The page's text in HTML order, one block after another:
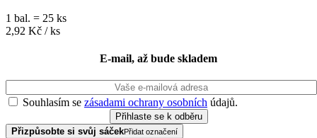
1 bal. = 25 ks
2,92 Kč / ks
E-mail, až bude skladem
Souhlasím se zásadami ochrany osobních údajů.
Přizpůsobte si svůj sáčekPřidat označení